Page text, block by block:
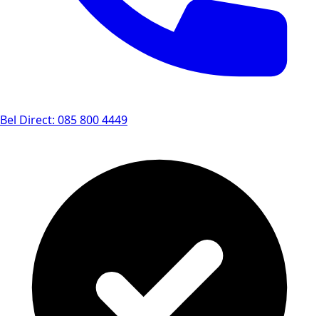
Bel Direct: 085 800 4449